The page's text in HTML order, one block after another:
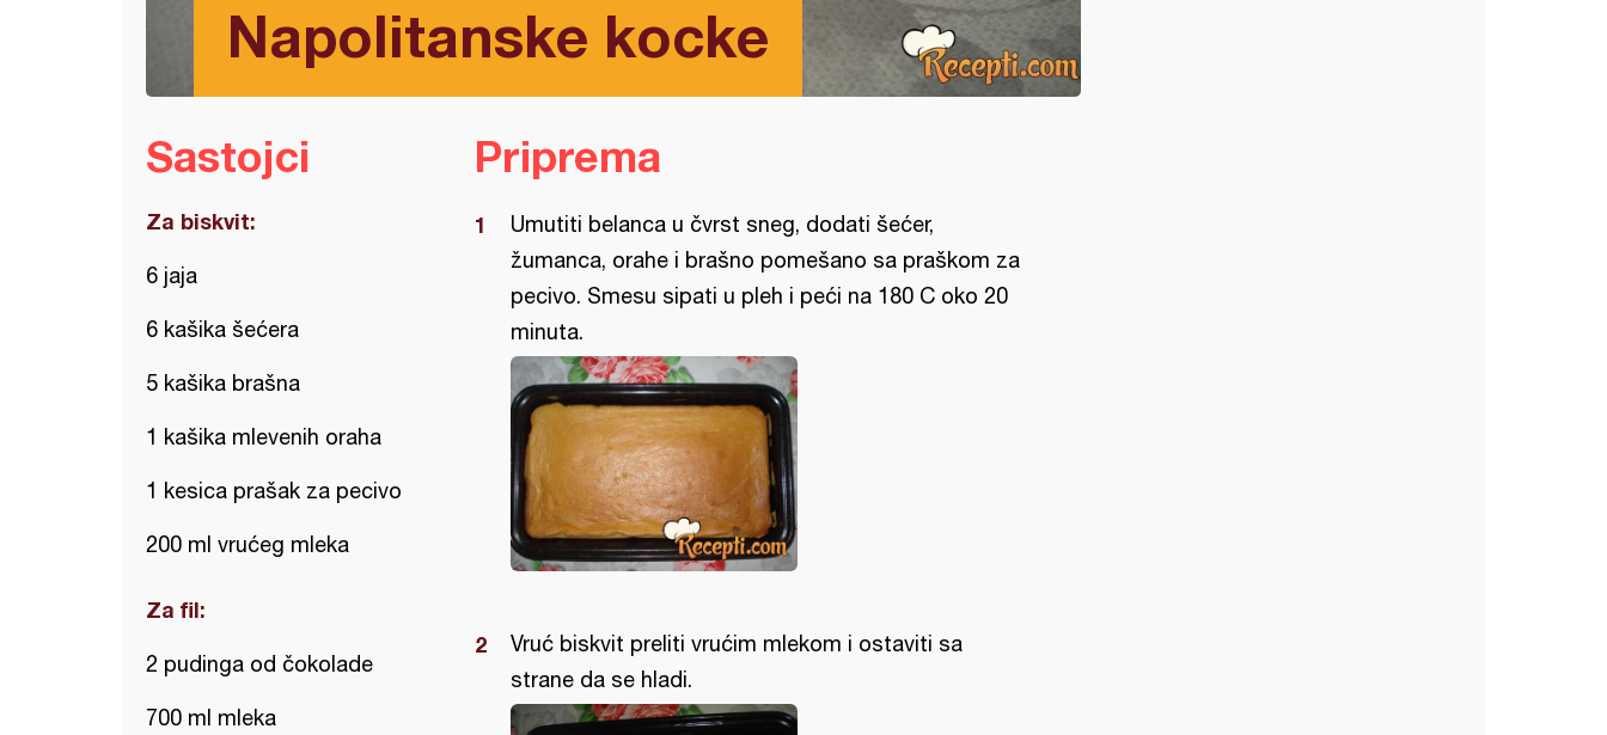
Napolitanske kocke
Sastojci
Za biskvit:
6 jaja
6 kašika šećera
5 kašika brašna
1 kašika mlevenih oraha
1 kesica prašak za pecivo
200 ml vrućeg mleka
Za fil:
2 pudinga od čokolade
700 ml mleka
Priprema
Umutiti belanca u čvrst sneg, dodati šećer,
žumanca, orahe i brašno pomešano sa praškom za
pecivo. Smesu sipati u pleh i peći na 180 C oko 20
minuta.
Vruć biskvit preliti vrućim mlekom i ostaviti sa
strane da se hladi.